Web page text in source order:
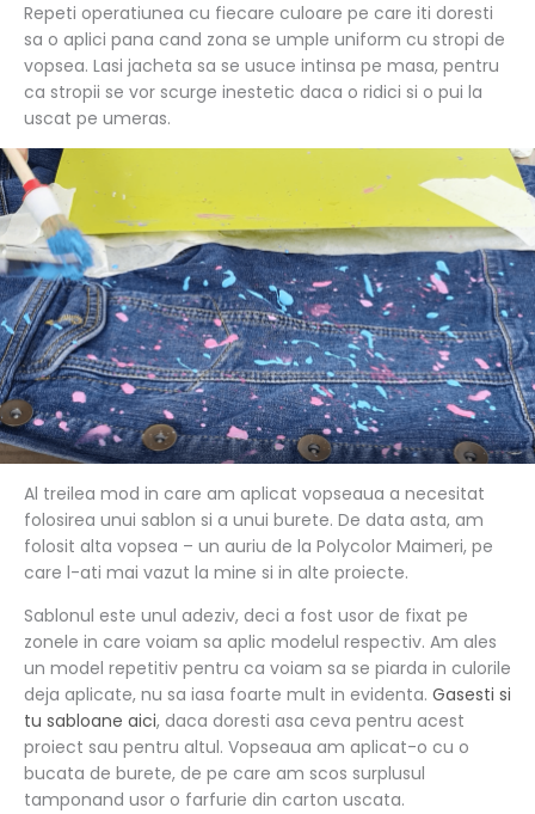
Repeti operatiunea cu fiecare culoare pe care iti doresti
sa o aplici pana cand zona se umple uniform cu stropi de
vopsea. Lasi jacheta sa se usuce intinsa pe masa, pentru
ca stropii se vor scurge inestetic daca o ridici si o pui la
uscat pe umeras.
Al treilea mod in care am aplicat vopseaua a necesitat
folosirea unui sablon si a unui burete. De data asta, am
folosit alta vopsea – un auriu de la Polycolor Maimeri, pe
care l-ati mai vazut la mine si in alte proiecte.
Sablonul este unul adeziv, deci a fost usor de fixat pe
zonele in care voiam sa aplic modelul respectiv. Am ales
un model repetitiv pentru ca voiam sa se piarda in culorile
deja aplicate, nu sa iasa foarte mult in evidenta. Gasesti si
tu sabloane aici, daca doresti asa ceva pentru acest
proiect sau pentru altul. Vopseaua am aplicat-o cu o
bucata de burete, de pe care am scos surplusul
tamponand usor o farfurie din carton uscata.